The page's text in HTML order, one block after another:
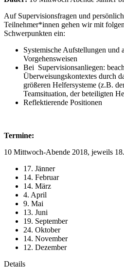
Auf Supervisionsfragen und
Teilnehmer*innen gehen wir mit
Schwerpunkten ein:
Systemische Aufstellungen und
Vorgehensweisen
Bei Supervisionsanliegen:
Überweisungskontextes durch
größeren Helfersysteme (z.B.
Teamsituation, der beteiligten
Reflektierende Positionen
Termine:
10 Mittwoch-Abende 2018, jeweils
17. Jänner
14. Februar
14. März
4. April
9. Mai
13. Juni
19. September
24. Oktober
14. November
12. Dezember
Details